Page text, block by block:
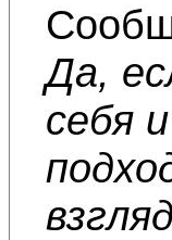
Да,
себя